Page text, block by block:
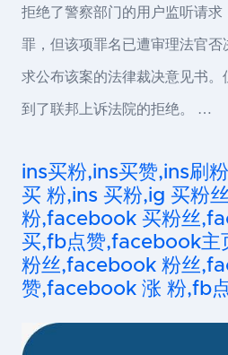
拒绝了警察部门的用户监听请求
罪，但该项罪名已遭审理法官
求公布该案的法律裁决意见书
到了联邦上诉法院的拒绝。 …
ins买粉,ins买赞,ins刷
买 粉,ins 买粉,ig 买粉
粉,facebook 买粉丝
买,fb点赞,facebook主
粉丝,facebook 粉丝
赞,facebook 涨 粉,fb